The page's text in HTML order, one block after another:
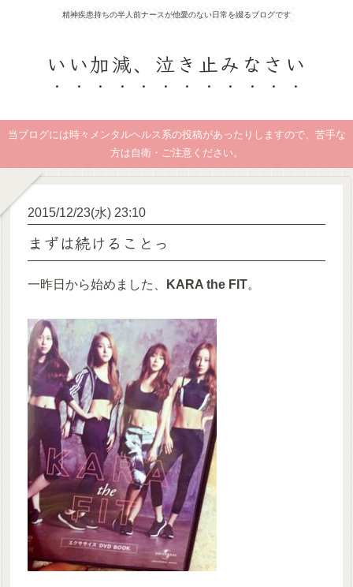
精神疾患持ちの半人前ナースが他愛のない日常を綴るブログです
いい加減、泣き止みなさい
当ブログには時々メンタルヘルス系の投稿があったりしますので、苦手な
方は自衛・ご注意ください。
2015/12/23(水) 23:10
まずは続けることっ
一昨日から始めました、 KARA the FIT。